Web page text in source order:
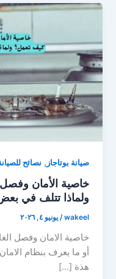
صيانة بوتاجاز , نصائح
خاصية الأمان وفصل
ولماذا تتلف في
wakeel
/يونيو ٤, ٢٠٢٦
خاصية الامان وفصل
أو ما يعرف بنظام
هذة […]